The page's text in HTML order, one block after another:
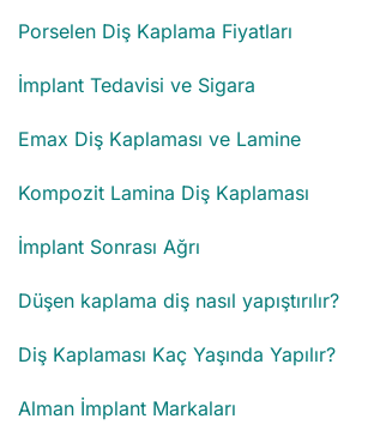
Porselen Diş Kaplama Fiyatları
İmplant Tedavisi ve Sigara
Emax Diş Kaplaması ve Lamine
Kompozit Lamina Diş Kaplaması
İmplant Sonrası Ağrı
Düşen kaplama diş nasıl yapıştırılır?
Diş Kaplaması Kaç Yaşında Yapılır?
Alman İmplant Markaları